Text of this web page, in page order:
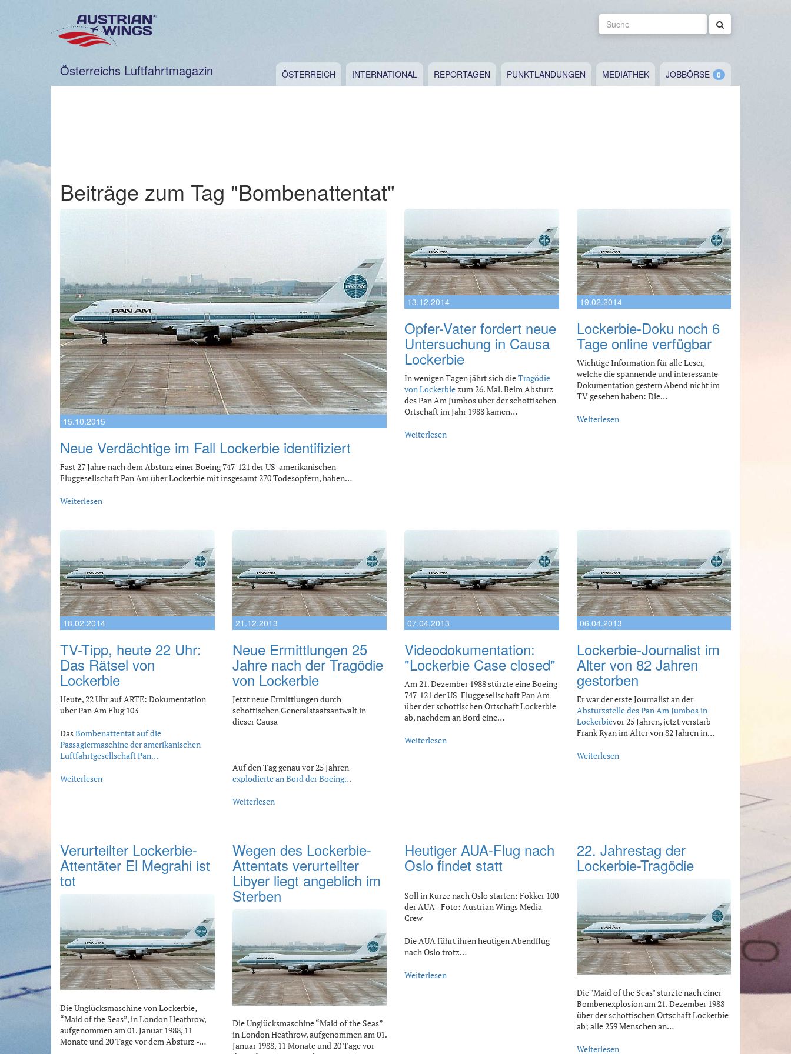
Suche
Österreichs Luftfahrtmagazin ÖSTERREICH INTERNATIONAL REPORTAGEN PUNKTLANDUNGEN MEDIATHEK JOBBÖRSE
Beiträge zum Tag "Bombenattentat"
15.10.2015
Neue Verdächtige im Fall Lockerbie identifiziert
Fast 27 Jahre nach dem Absturz einer Boeing 747-121 der US-amerikanischen
Fluggesellschaft Pan Am über Lockerbie mit insgesamt 270 Todesopfern, haben…
Weiterlesen
13.12.2014
Opfer-Vater fordert neue
Untersuchung in Causa
Lockerbie
In wenigen Tagen jährt sich dieTragödie
von Lockerbiezum 26. Mal. Beim Absturz
des Pan Am Jumbos über der schottischen
Ortschaft im Jahr 1988 kamen…
Weiterlesen
19.02.2014
Lockerbie-Doku noch 6
Tage online verfügbar
Wichtige Information für alle Leser,
welche die spannende und interessante
Dokumentation gestern Abend nicht im
TV gesehen haben: Die…
Weiterlesen
18.02.2014
TV-Tipp, heute 22 Uhr:
Das Rätsel von
Lockerbie
Heute, 22 Uhr auf ARTE: Dokumentation
über Pan Am Flug 103
DasBombenattentat auf die
Passagiermaschine der amerikanischen
Luftfahrtgesellschaft Pan…
Weiterlesen
21.12.2013
Neue Ermittlungen 25
Jahre nach der Tragödie
von Lockerbie
Jetzt neue Ermittlungen durch
schottischen Generalstaatsantwalt in
dieser Causa
Auf den Tag genau vor 25 Jahren
explodierte an Bord der Boeing…
Weiterlesen
07.04.2013
Videodokumentation:
"Lockerbie Case closed"
Am 21. Dezember 1988 stürzte eine Boeing
747-121 der US-Fluggesellschaft Pan Am
über der schottischen Ortschaft Lockerbie
ab, nachdem an Bord eine…
Weiterlesen
06.04.2013
Lockerbie-Journalist im
Alter von 82 Jahren
gestorben
Er war der erste Journalist an der
Absturzstelle des Pan Am Jumbos in
Lockerbievor 25 Jahren, jetzt verstarb
Frank Ryan im Alter von 82 Jahren in…
Weiterlesen
Verurteilter Lockerbie-
Attentäter El Megrahi ist
tot
Die Unglücksmaschine von Lockerbie,
“Maid of the Seas”, in London Heathrow,
aufgenommen am 01. Januar 1988, 11
Monate und 20 Tage vor dem Absturz -…
Wegen des Lockerbie-
Attentats verurteilter
Libyer liegt angeblich im
Sterben
Die Unglücksmaschine “Maid of the Seas”
in London Heathrow, aufgenommen am 01.
Januar 1988, 11 Monate und 20 Tage vor
Heutiger AUA-Flug nach
Oslo findet statt
Soll in Kürze nach Oslo starten: Fokker 100
der AUA - Foto: Austrian Wings Media
Crew
Die AUA führt ihren heutigen Abendflug
nach Oslo trotz…
Weiterlesen
22. Jahrestag der
Lockerbie-Tragödie
Die "Maid of the Seas" stürzte nach einer
Bombenexplosion am 21. Dezember 1988
über der schottischen Ortschaft Lockerbie
ab; alle 259 Menschen an…
Weiterlesen